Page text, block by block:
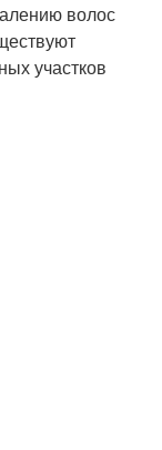
волос
участков